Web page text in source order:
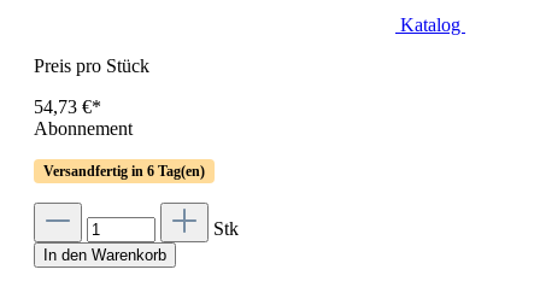
Katalog
Preis pro Stück
54,73 €*
Abonnement
Versandfertig in 6 Tag(en)
Stk
In den Warenkorb